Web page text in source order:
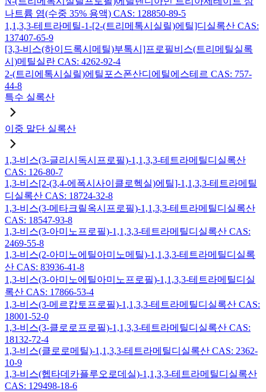
나트륨 염(수중 35% 용액) CAS: 128850-89-5
1,1,3,3-테트라메틸-1-[2-(트리메톡시실릴)에틸]디실록산 CAS:
137407-65-9
[3,3-비스(하이드록시메틸)부톡시]프로필비스(트리메틸실록
시)메틸실란 CAS: 4262-92-4
2-(트리에톡시실릴)에틸포스폰산디에틸에스테르 CAS: 757-
44-8
특수 실록산
이중 말단 실록산
1,3-비스(3-글리시독시프로필)-1,1,3,3-테트라메틸디실록산
CAS: 126-80-7
1,3-비스[2-(3,4-에폭시사이클로헥실)에틸]-1,1,3,3-테트라메틸
디실록산 CAS: 18724-32-8
1,3-비스(3-메타크릴옥시프로필)-1,1,3,3-테트라메틸디실록산
CAS: 18547-93-8
1,3-비스(3-아미노프로필)-1,1,3,3-테트라메틸디실록산 CAS:
2469-55-8
1,3-비스(2-아미노에틸아미노메틸)-1,1,3,3-테트라메틸디실록
산 CAS: 83936-41-8
1,3-비스(3-아미노에틸아미노프로필)-1,1,3,3-테트라메틸디실
록산 CAS: 17866-53-4
1,3-비스(3-메르캅토프로필)-1,1,3,3-테트라메틸디실록산 CAS:
18001-52-0
1,3-비스(3-클로로프로필)-1,1,3,3-테트라메틸디실록산 CAS:
18132-72-4
1,3-비스(클로로메틸)-1,1,3,3-테트라메틸디실록산 CAS: 2362-
10-9
1,3-비스(헵타데카플루오로데실)-1,1,3,3-테트라메틸디실록산
CAS: 129498-18-6